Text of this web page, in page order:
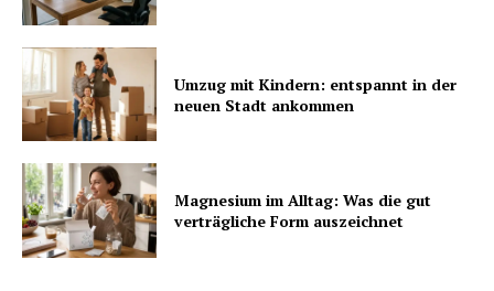
Umzug mit Kindern: entspannt in der
neuen Stadt ankommen
Magnesium im Alltag: Was die gut
verträgliche Form auszeichnet